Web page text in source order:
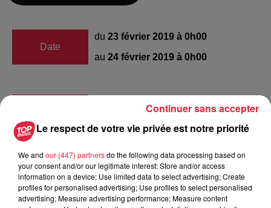
Date
du 23 février 2019 à 0h00
au 24 février 2019 à 0h00
Salle des fêtes d'Algolsheim
Organisateur
Lionel Hildwein
0686365738
lionelhildwein@msn.com
Le respect de votre vie privée est notre priorité
We and our (447) partnersdo the following data processing based on
your consent and/or our legitimate interest: Store and/or access
information on a device; Use limited data to select advertising; Create
profiles for personalised advertising; Use profiles to select personalised
advertising; Measure advertising performance; Measure content
Continuer sans accepter